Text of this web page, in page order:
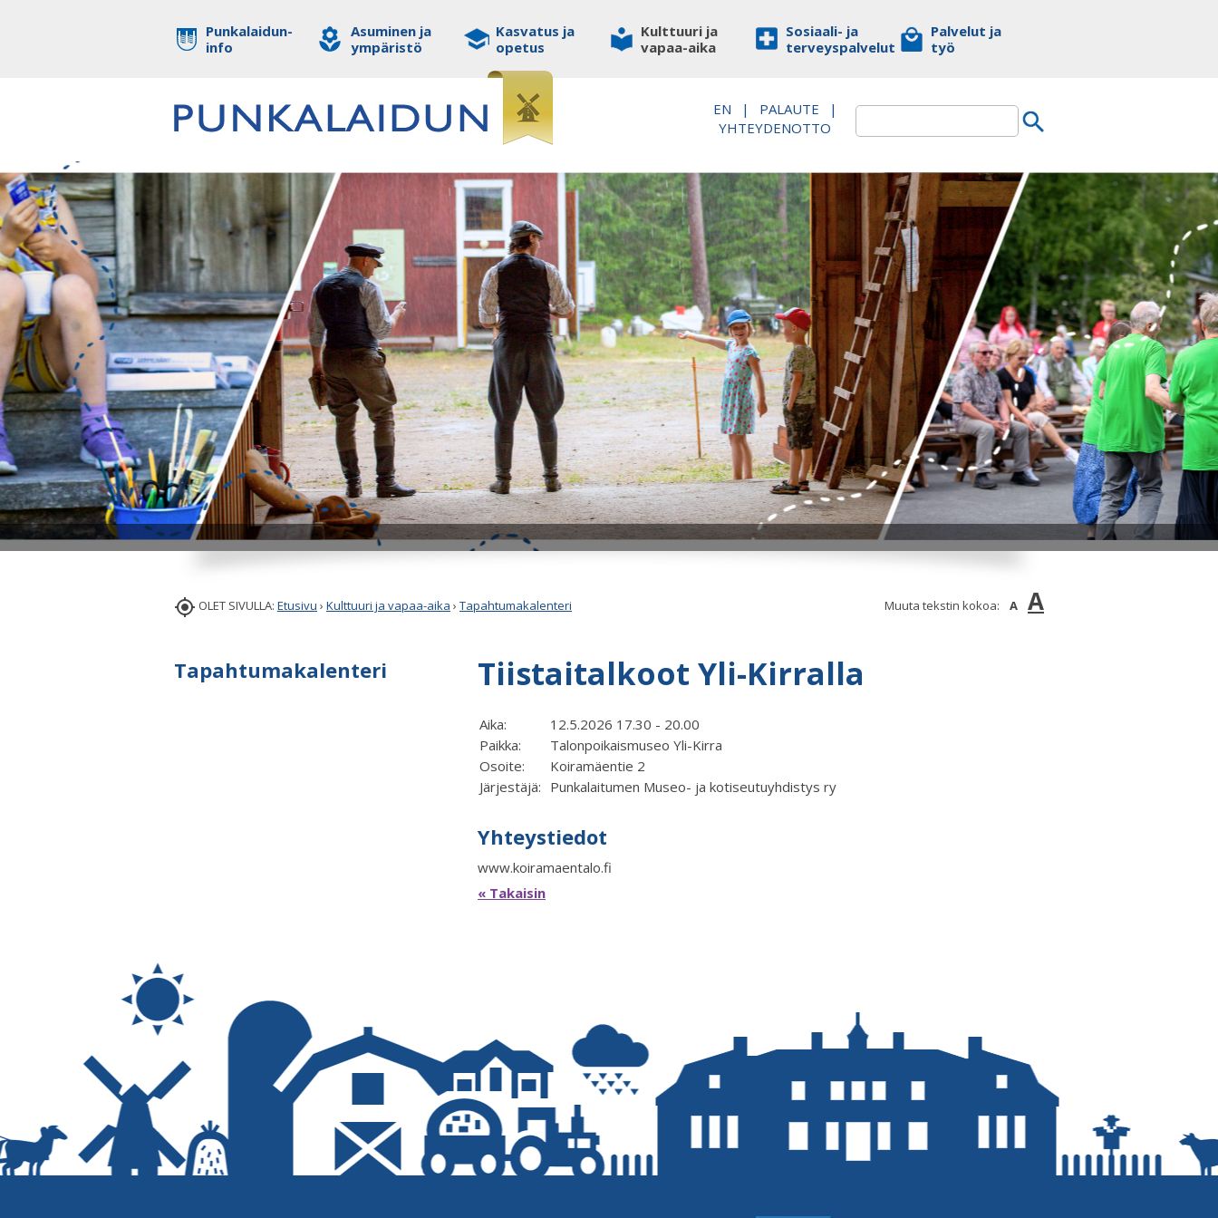
Punkalaidun-
info
Asuminen ja
ympäristö
Kasvatus ja
opetus
Kulttuuri ja
vapaa-aika
Sosiaali- ja
terveyspalvelut
Palvelut ja
työ
EN | PALAUTE
|
YHTEYDENOTTO
 OLET SIVULLA: Etusivu › Kulttuuri ja vapaa-aika › Tapahtumakalenteri Muuta tekstin kokoa: A A
Tapahtumakalenteri Tiistaitalkoot Yli-Kirralla
Aika:
12.5.2026 17.30 - 20.00
Paikka:
Talonpoikaismuseo Yli-Kirra
Osoite:
Koiramäentie 2
Järjestäjä: Punkalaitumen Museo- ja kotiseutuyhdistys ry
Yhteystiedot
www.koiramaentalo.fi
« Takaisin